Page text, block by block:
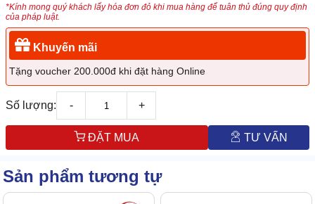
*Kính mong quý khách lấy hóa đơn đỏ khi mua hàng để tuân thủ đúng quy định
của pháp luật.
Khuyến mãi
Tặng voucher 200.000đ khi đặt hàng Online
Số lượng: - +
ĐẶT MUA TƯ VẤN
Sản phẩm tương tự